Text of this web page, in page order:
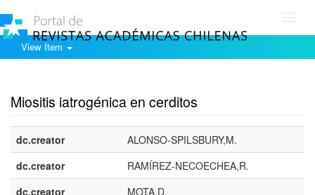
View Item
Miositis iatrogénica en cerditos
dc.creator
ALONSO-SPILSBURY,M.
dc.creator
RAMÍREZ-NECOECHEA,R.
dc.creator
MOTA,D.